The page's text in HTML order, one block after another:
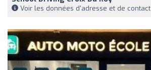
Voir les données d'adresse et de contact